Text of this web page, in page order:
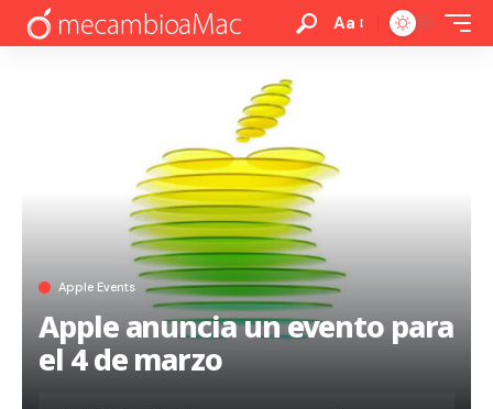
Aa
Apple Events
Apple anuncia un evento para
el 4 de marzo